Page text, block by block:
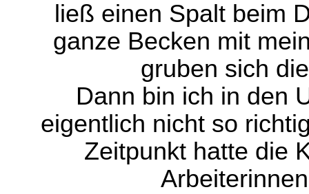
ließ einen Spalt beim
ganze Becken mit
gruben sich
Dann bin ich in den
eigentlich nicht so
Zeitpunkt hatte die